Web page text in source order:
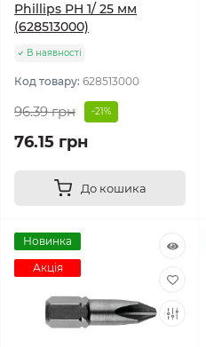
Phillips PH 1/ 25 мм
(628513000)
В наявності
Код товару: 628513000
96.39 грн -21%
76.15 грн
До кошика
Новинка
Акція